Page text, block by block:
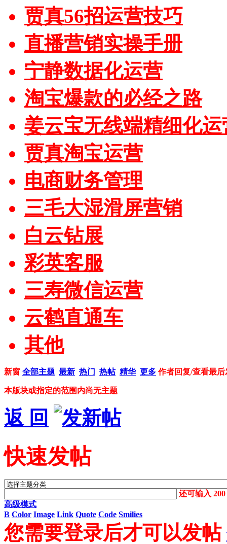
贾真56招运营技巧
直播营销实操手册
宁静数据化运营
淘宝爆款的必经之路
姜云宝无线端精细化运
贾真淘宝运营
电商财务管理
三毛大湿滑屏营销
白云钻展
彩英客服
三寿微信运营
云鹤直通车
其他
新窗 全部主题 最新 热门 热帖 精华 更多 作者回复/查看最后
本版块或指定的范围内尚无主题
返 回
快速发帖
还可输入200
高级模式
B Color Image Link Quote Code Smilies
您需要登录后才可以发帖